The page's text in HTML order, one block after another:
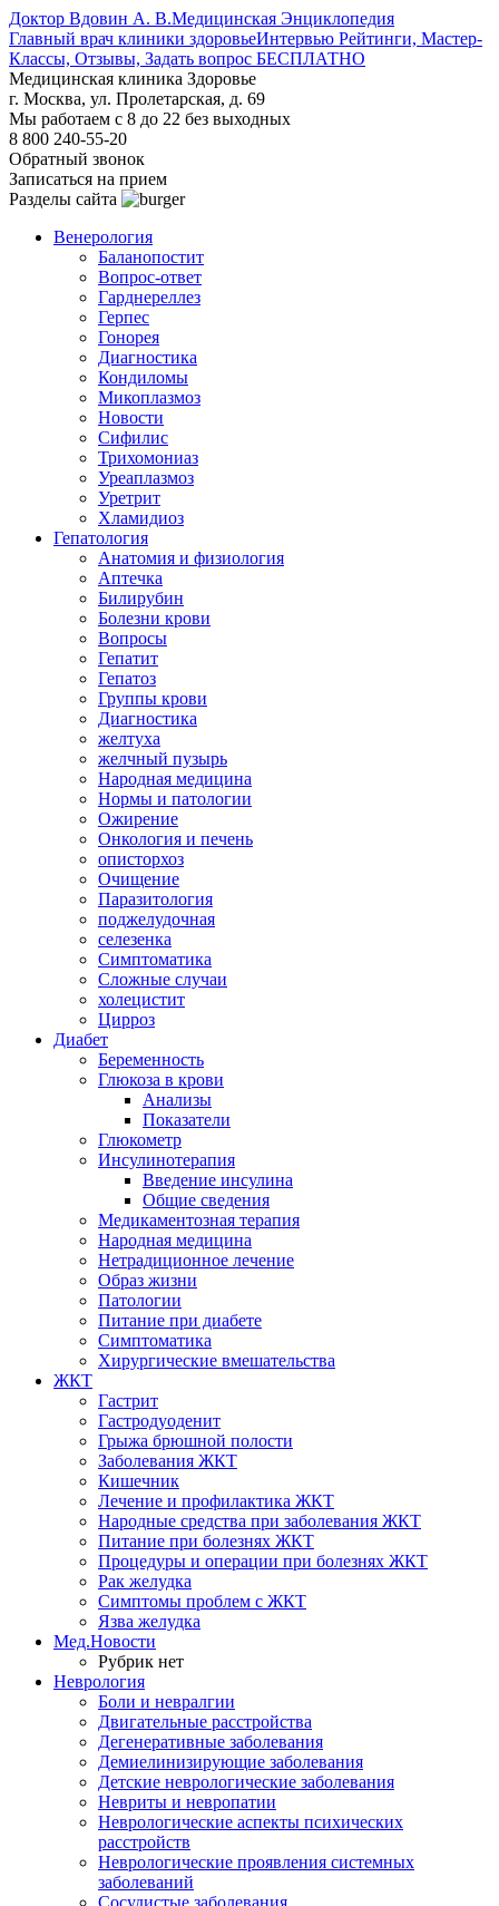
Доктор Вдовин А. В.Медицинская Энциклопедия
Главный врач клиники здоровьеИнтервью Рейтинги, Мастер-
Классы, Отзывы, Задать вопрос БЕСПЛАТНО
Медицинская клиника Здоровье
г. Москва, ул. Пролетарская, д. 69
Мы работаем с 8 до 22 без выходных
8 800 240-55-20
Обратный звонок
Записаться на прием
Разделы сайта
Венерология
Баланопостит
Вопрос-ответ
Гарднереллез
Герпес
Гонорея
Диагностика
Кондиломы
Микоплазмоз
Новости
Сифилис
Трихомониаз
Уреаплазмоз
Уретрит
Хламидиоз
Гепатология
Анатомия и физиология
Аптечка
Билирубин
Болезни крови
Вопросы
Гепатит
Гепатоз
Группы крови
Диагностика
желтуха
желчный пузырь
Народная медицина
Нормы и патологии
Ожирение
Онкология и печень
описторхоз
Очищение
Паразитология
поджелудочная
селезенка
Симптоматика
Сложные случаи
холецистит
Цирроз
Диабет
Беременность
Глюкоза в крови
Анализы
Показатели
Глюкометр
Инсулинотерапия
Введение инсулина
Общие сведения
Медикаментозная терапия
Народная медицина
Нетрадиционное лечение
Образ жизни
Патологии
Питание при диабете
Симптоматика
Хирургические вмешательства
ЖКТ
Гастрит
Гастродуоденит
Грыжа брюшной полости
Заболевания ЖКТ
Кишечник
Лечение и профилактика ЖКТ
Народные средства при заболевания ЖКТ
Питание при болезнях ЖКТ
Процедуры и операции при болезнях ЖКТ
Рак желудка
Симптомы проблем с ЖКТ
Язва желудка
Мед.Новости
Рубрик нет
Неврология
Боли и невралгии
Двигательные расстройства
Дегенеративные заболевания
Демиелинизирующие заболевания
Детские неврологические заболевания
Невриты и невропатии
Неврологические аспекты психических
расстройств
Неврологические проявления системных
заболеваний
Сосудистые заболевания